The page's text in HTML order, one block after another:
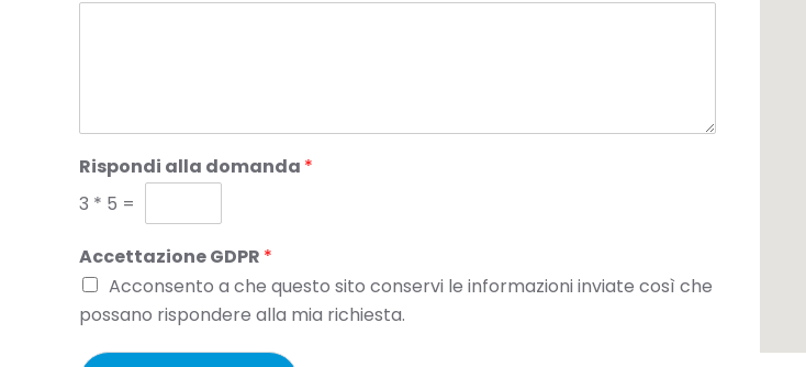
Rispondi alla domanda *
3 * 5 =
Accettazione GDPR *
Acconsento a che questo sito conservi le informazioni inviate così che
possano rispondere alla mia richiesta.